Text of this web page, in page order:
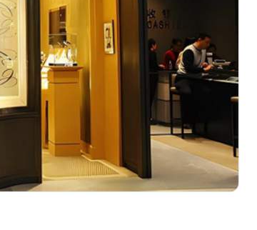
室（需提前预约）
10层1013室（需提前预约）
提前预约）
权店3楼（需提前预约）
（需提前预约）
（需提前预约）
C座17层17-B（需提前预约）
需提前预约）
层1214室（需提前预约）
前预约）